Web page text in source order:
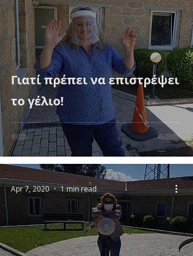
Γιατί πρέπει να επιστρέψει
το γέλιο!
Apr 7, 2020 1 min read